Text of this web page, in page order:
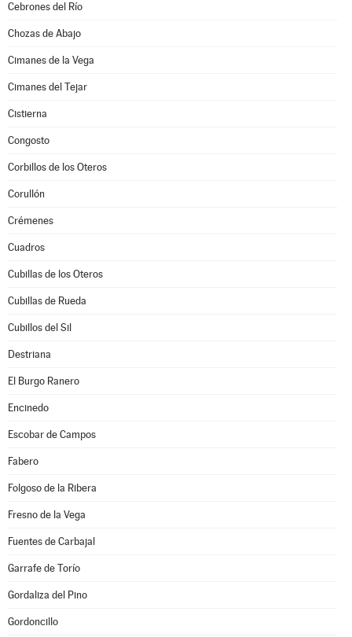
Cebrones del Río
Chozas de Abajo
Cimanes de la Vega
Cimanes del Tejar
Cistierna
Congosto
Corbillos de los Oteros
Corullón
Crémenes
Cuadros
Cubillas de los Oteros
Cubillas de Rueda
Cubillos del Sil
Destriana
El Burgo Ranero
Encinedo
Escobar de Campos
Fabero
Folgoso de la Ribera
Fresno de la Vega
Fuentes de Carbajal
Garrafe de Torío
Gordaliza del Pino
Gordoncillo